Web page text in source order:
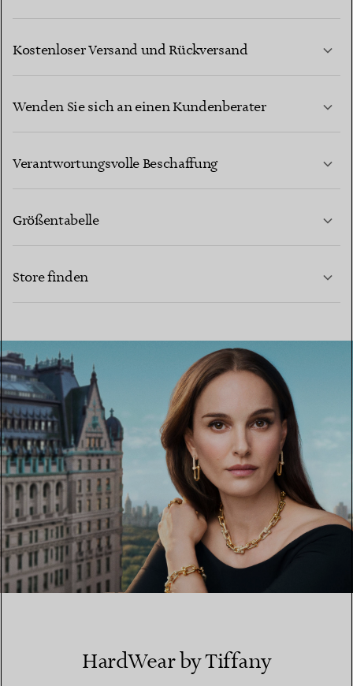
Kostenloser Versand und Rückversand
Wenden Sie sich an einen Kundenberater
Verantwortungsvolle Beschaffung
Größentabelle
Store finden
EINEN STORE IN IHRER NÄHE FINDEN
HardWear by Tiffany